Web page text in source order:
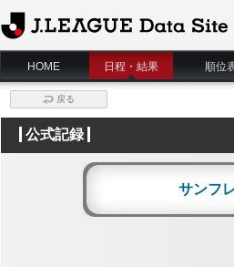
J.League Data Site
HOME 日程・結果 順位
戻る
公式記録
サンフ